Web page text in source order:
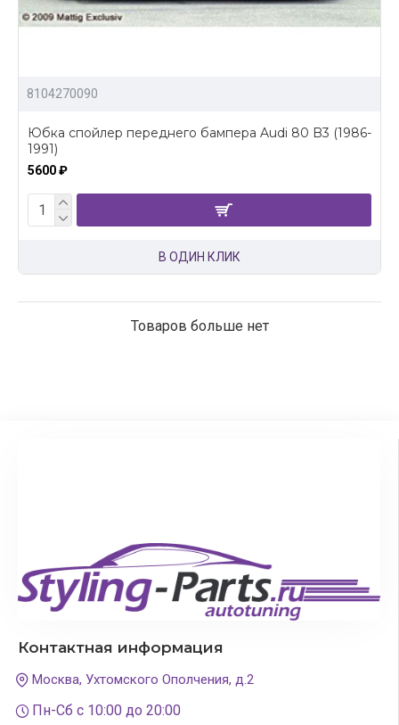
8104270090
Юбка спойлер переднего бампера Audi 80 B3 (1986-
1991)
5600 ₽
В ОДИН КЛИК
Товаров больше нет
Контактная информация
Москва, Ухтомского Ополчения, д.2
Пн-Сб с 10:00 до 20:00